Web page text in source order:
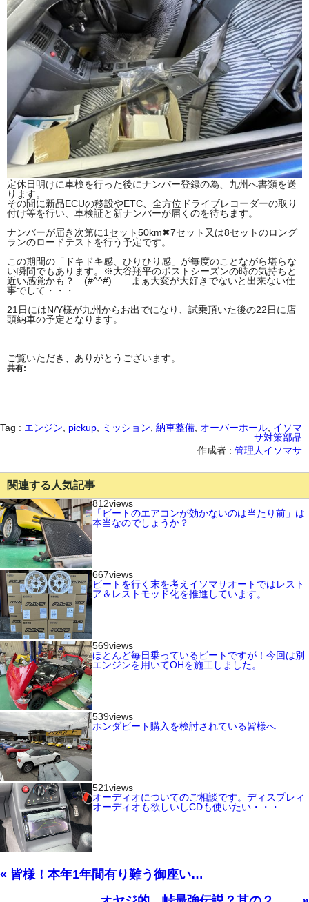
定休日明けに車検を行った後にナンバー登録の為、九州へ書類を送
ります。
その間に新品ECUの移設やETC、全方位ドライブレコーダーの取り
付け等を行い、車検証と新ナンバーが届くのを待ちます。
ナンバーが届き次第に1セット50km✖7セット又は8セットのロング
ランのロードテストを行う予定です。
この期間の「ドキドキ感、ひりひり感」が毎度のことながら堪らな
い瞬間でもあります。※大谷翔平のポストシーズンの時の気持ちと
近い感覚かも？ (#^^#) まぁ大変が大好きでないと出来ない仕
事でして・・・
21日にはN/Y様が九州からお出でになり、試乗頂いた後の22日に店
頭納車の予定となります。
ご覧いただき、ありがとうございます。
共有:
Tag : エンジン pickup ミッション 納車整備 オーバーホール イソマ
サ対策部品
作成者 : 管理人イソマサ
関連する人気記事
812views
「ビートのエアコンが効かないのは当たり前」は
本当なのでしょうか？
667views
ビートを行く末を考えイソマサオートではレスト
ア＆レストモッド化を推進しています。
569views
ほとんど毎日乗っているビートですが！今回は別
エンジンを用いてOHを施工しました。
539views
ホンダビート購入を検討されている皆様へ
521views
オーディオについてのご相談です。ディスプレィ
オーディオも欲しいしCDも使いたい・・・
« 皆様！本年1年間有り難う御座い…